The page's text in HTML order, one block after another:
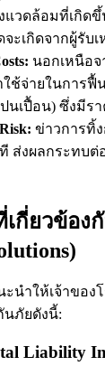
แวดล้อมที่เกิด
ะเกิดจากผู้รับ
นอกเหนือ
ช้จ่ายในการฟื้
นเปื้อน) ซึ่งมีร
ข่าวการทิ้
ส่งผลกระทบต่
กี่ยวข้อง
นะนำให้เจ้าขอ
นภัยดังนี้:
Liability